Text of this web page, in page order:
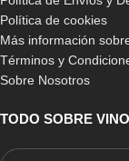
Política de cookies
Más información
Términos y
Sobre Nosotros
TODO SOBRE